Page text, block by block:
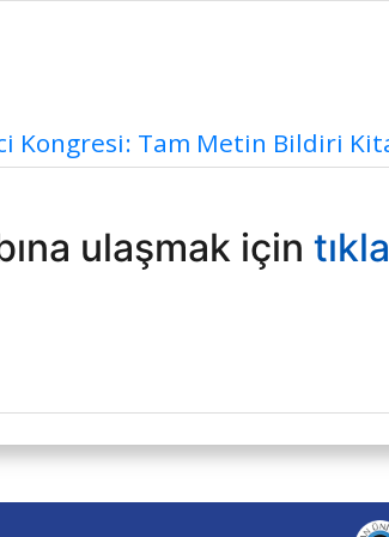
Kongresi: Tam Metin Bildiri
ulaşmak için